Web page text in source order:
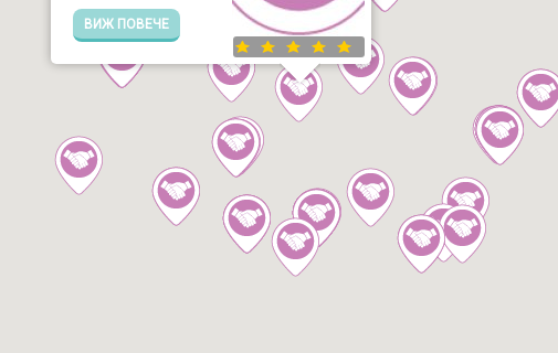
ВИЖ ПОВЕЧЕ